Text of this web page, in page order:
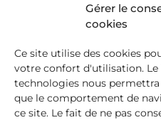
Gérer le
cookies
Ce site utilise des cookies
votre confort d'utilisation. Le
technologies nous
que le comportement de
ce site. Le fait de ne pas
A
Site officiel de la
Marche et Combraille en